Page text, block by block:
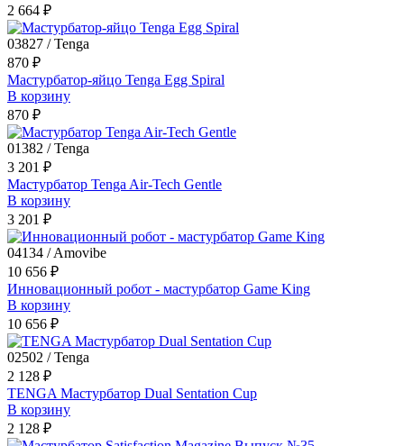
2 664 ₽
03827 / Tenga
870 ₽
Мастурбатор-яйцо Tenga Egg Spiral
В корзину
870 ₽
01382 / Tenga
3 201 ₽
Мастурбатор Tenga Air-Tech Gentle
В корзину
3 201 ₽
04134 / Amovibe
10 656 ₽
Инновационный робот - мастурбатор Game King
В корзину
10 656 ₽
02502 / Tenga
2 128 ₽
TENGA Мастурбатор Dual Sentation Cup
В корзину
2 128 ₽